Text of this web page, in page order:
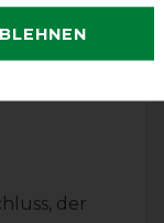
der
diesem
der